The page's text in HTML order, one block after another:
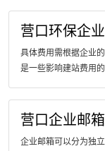
营口环保企
具体费用需根据企业
是一些影响建站费用
营口企业邮
企业邮箱可以分为独